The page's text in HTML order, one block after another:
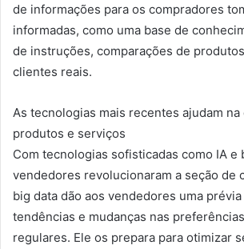
de informações para os compradores
informadas, como uma base de
de instruções, comparações de
clientes reais.
As tecnologias mais recentes ajudam na
produtos e serviços
Com tecnologias sofisticadas como IA e
vendedores revolucionaram a seção de
big data dão aos vendedores uma
tendências e mudanças nas
regulares. Ele os prepara para otimizar